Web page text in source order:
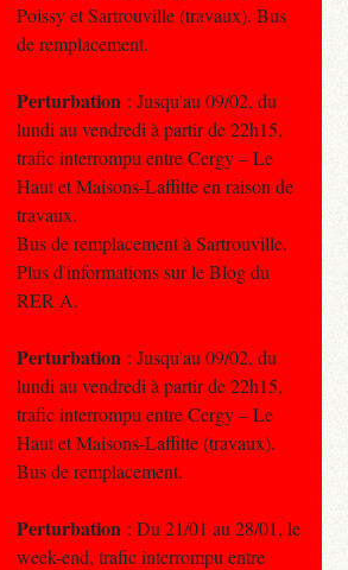
Poissy et Sartrouville (travaux). Bus
de remplacement.
Perturbation : Jusqu'au 09/02, du
lundi au vendredi à partir de 22h15,
trafic interrompu entre Cergy – Le
Haut et Maisons-Laffitte en raison de
travaux.
Bus de remplacement à Sartrouville.
Plus d'informations sur le Blog du
RER A.
Perturbation : Jusqu'au 09/02, du
lundi au vendredi à partir de 22h15,
trafic interrompu entre Cergy – Le
Haut et Maisons-Laffitte (travaux).
Bus de remplacement.
Perturbation : Du 21/01 au 28/01, le
week-end, trafic interrompu entre